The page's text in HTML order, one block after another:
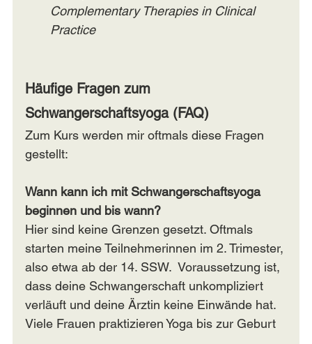
Complementary Therapies in Clinical
Practice
Häufige Fragen zum
Schwangerschaftsyoga (FAQ)
Zum Kurs werden mir oftmals diese Fragen
gestellt:
Wann kann ich mit Schwangerschaftsyoga
beginnen und bis wann?
Hier sind keine Grenzen gesetzt. Oftmals
starten meine Teilnehmerinnen im 2. Trimester,
also etwa ab der 14. SSW.  Voraussetzung ist,
dass deine Schwangerschaft unkompliziert
verläuft und deine Ärztin keine Einwände hat.
Viele Frauen praktizieren Yoga bis zur Geburt